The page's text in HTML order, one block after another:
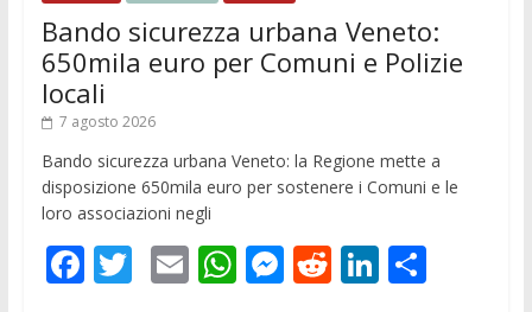
Bando sicurezza urbana Veneto:
650mila euro per Comuni e Polizie
locali
7 agosto 2026
Bando sicurezza urbana Veneto: la Regione mette a
disposizione 650mila euro per sostenere i Comuni e le
loro associazioni negli
F T E W M R Li C